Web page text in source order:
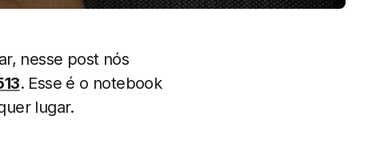
nesse post nós
. Esse é o notebook
lugar.